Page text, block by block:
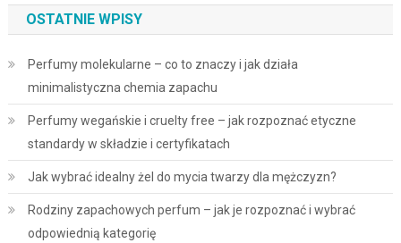
OSTATNIE WPISY
Perfumy molekularne – co to znaczy i jak działa
minimalistyczna chemia zapachu
Perfumy wegańskie i cruelty free – jak rozpoznać etyczne
standardy w składzie i certyfikatach
Jak wybrać idealny żel do mycia twarzy dla mężczyzn?
Rodziny zapachowych perfum – jak je rozpoznać i wybrać
odpowiednią kategorię